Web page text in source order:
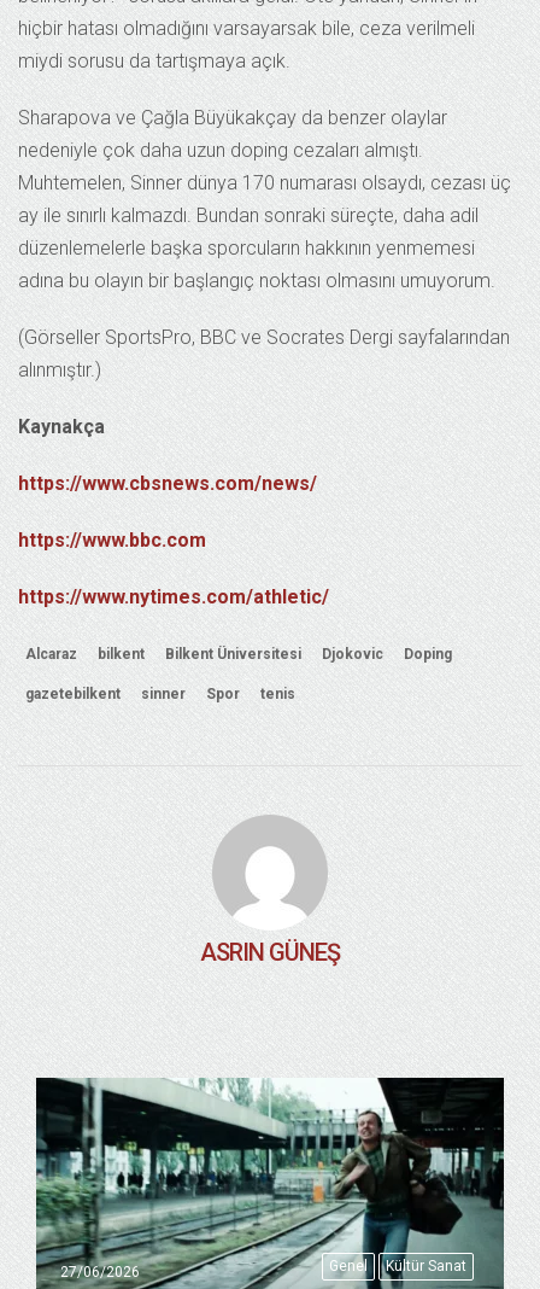
hiçbir hatası olmadığını varsayarsak bile, ceza verilmeli
miydi sorusu da tartışmaya açık.
Sharapova ve Çağla Büyükakçay da benzer olaylar
nedeniyle çok daha uzun doping cezaları almıştı.
Muhtemelen, Sinner dünya 170 numarası olsaydı, cezası üç
ay ile sınırlı kalmazdı. Bundan sonraki süreçte, daha adil
düzenlemelerle başka sporcuların hakkının yenmemesi
adına bu olayın bir başlangıç noktası olmasını umuyorum.
(Görseller SportsPro, BBC ve Socrates Dergi sayfalarından
alınmıştır.)
Kaynakça
https://www.cbsnews.com/news/
https://www.bbc.com
https://www.nytimes.com/athletic/
Alcaraz bilkent Bilkent Üniversitesi Djokovic Doping
gazetebilkent sinner Spor tenis
ASRIN GÜNEŞ
Genel Kültür Sanat
27/06/2026